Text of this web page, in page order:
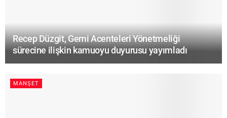
Recep Düzgit, Gemi Acenteleri Yönetmeliği
sürecine ilişkin kamuoyu duyurusu yayımladı
MANŞET